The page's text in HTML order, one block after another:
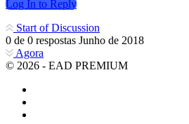
Log In to Reply
Start of Discussion
0 de 0 respostas Junho de 2018
Agora
© 2026 - EAD PREMIUM